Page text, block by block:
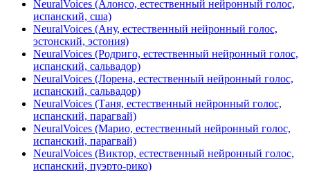
NeuralVoices (Алонсо, естественный нейронный голос,
испанский, сша)
NeuralVoices (Ану, естественный нейронный голос,
эстонский, эстония)
NeuralVoices (Родриго, естественный нейронный голос,
испанский, сальвадор)
NeuralVoices (Лорена, естественный нейронный голос,
испанский, сальвадор)
NeuralVoices (Таня, естественный нейронный голос,
испанский, парагвай)
NeuralVoices (Марио, естественный нейронный голос,
испанский, парагвай)
NeuralVoices (Виктор, естественный нейронный голос,
испанский, пуэрто-рико)